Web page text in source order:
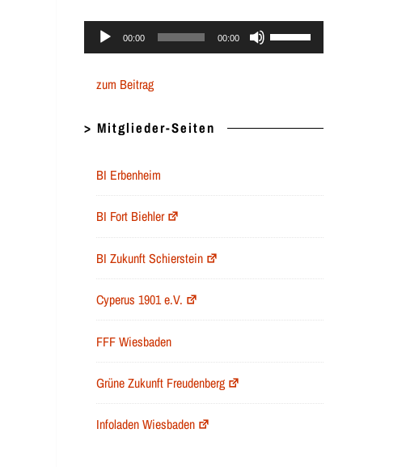
Audio-
Player
00:00 00:00
Pfeiltasten
zum Beitrag
> Mitglieder-Seiten
BI Erbenheim
BI Fort Biehler
BI Zukunft Schierstein
Cyperus 1901 e.V.
FFF Wiesbaden
Grüne Zukunft Freudenberg
Infoladen Wiesbaden